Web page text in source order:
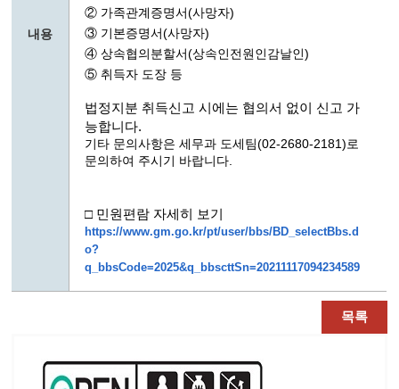
내용
② 가족관계증명서(사망자)
③ 기본증명서(사망자)
④ 상속협의분할서(상속인전원인감날인)
⑤ 취득자 도장 등
법정지분 취득신고 시에는 협의서 없이 신고 가
능합니다.
기타 문의사항은 세무과 도세팀(02-2680-2181)로
문의하여 주시기 바랍니다.
□ 민원편람 자세히 보기
https://www.gm.go.kr/pt/user/bbs/BD_selectBbs.d
o?
q_bbsCode=2025&q_bbscttSn=20211117094234589
목록